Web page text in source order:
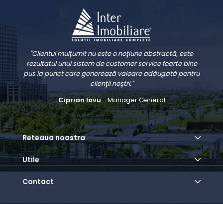
"Clientul mulţumit nu este o noţiune abstractă, este
rezultatul unui sistem de customer service foarte bine
pus la punct care generează valoare adăugată pentru
clienţii noştri."
Ciprian Iovu- Manager General
Reteaua noastra
Utile
Contact